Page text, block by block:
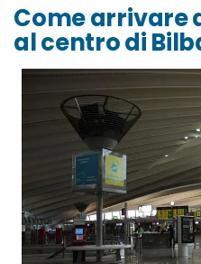
Come arrivare
al centro di